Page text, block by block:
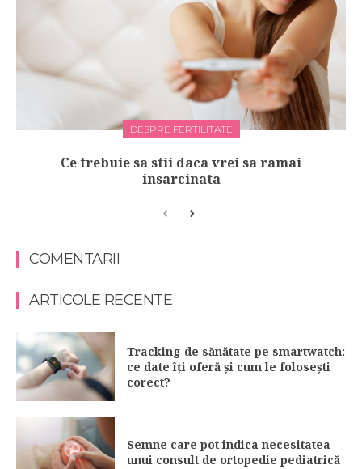
DESPRE FERTILITATE
Ce trebuie sa stii daca vrei sa ramai
insarcinata
COMENTARII
ARTICOLE RECENTE
Tracking de sănătate pe smartwatch:
ce date îți oferă și cum le folosești
corect?
Semne care pot indica necesitatea
unui consult de ortopedie pediatrică